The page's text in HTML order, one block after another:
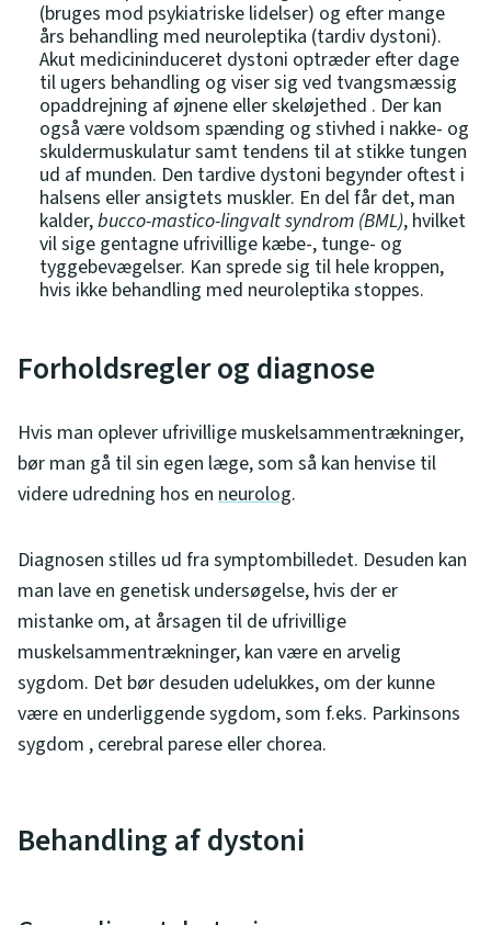
(bruges mod psykiatriske lidelser) og efter mange
års behandling med neuroleptika (tardiv dystoni).
Akut medicininduceret dystoni optræder efter dage
til ugers behandling og viser sig ved tvangsmæssig
opaddrejning af øjnene eller skeløjethed . Der kan
også være voldsom spænding og stivhed i nakke- og
skuldermuskulatur samt tendens til at stikke tungen
ud af munden. Den tardive dystoni begynder oftest i
halsens eller ansigtets muskler. En del får det, man
kalder,bucco-mastico-lingvalt syndrom (BML), hvilket
vil sige gentagne ufrivillige kæbe-, tunge- og
tyggebevægelser. Kan sprede sig til hele kroppen,
hvis ikke behandling med neuroleptika stoppes.
Forholdsregler og diagnose
Hvis man oplever ufrivillige muskelsammentrækninger,
bør man gå til sin egen læge, som så kan henvise til
videre udredning hos en neurolog.
Diagnosen stilles ud fra symptombilledet. Desuden kan
man lave en genetisk undersøgelse, hvis der er
mistanke om, at årsagen til de ufrivillige
muskelsammentrækninger, kan være en arvelig
sygdom. Det bør desuden udelukkes, om der kunne
være en underliggende sygdom, som f.eks. Parkinsons
sygdom , cerebral parese eller chorea.
Behandling af dystoni